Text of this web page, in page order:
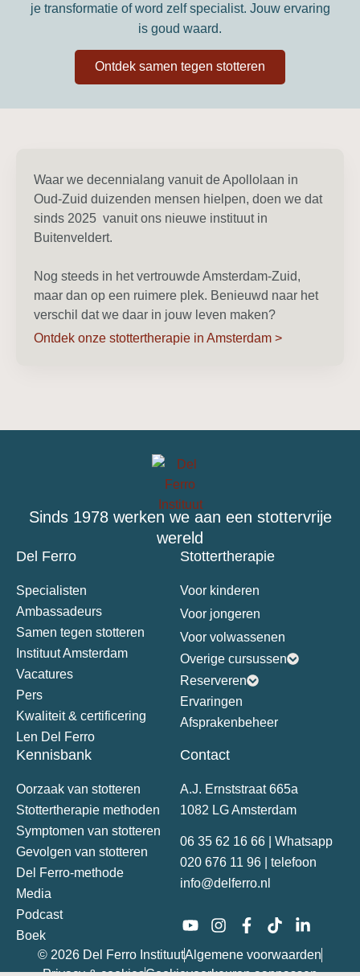
je transformatie of word zelf specialist. Jouw ervaring
is goud waard.
Ontdek samen tegen stotteren
Waar we decennialang vanuit de Apollolaan in
Oud-Zuid duizenden mensen hielpen, doen we dat
sinds 2025 vanuit ons nieuwe instituut in
Buitenveldert.
Nog steeds in het vertrouwde Amsterdam-Zuid,
maar dan op een ruimere plek. Benieuwd naar het
verschil dat we daar in jouw leven maken?
Ontdek onze stottertherapie in Amsterdam >
Sinds 1978 werken we aan een stottervrije
wereld
Del Ferro
Specialisten
Ambassadeurs
Samen tegen stotteren
Instituut Amsterdam
Vacatures
Pers
Kwaliteit & certificering
Len Del Ferro
Stottertherapie
Voor kinderen
Voor jongeren
Voor volwassenen
Overige cursussen
Reserveren
Ervaringen
Afsprakenbeheer
Kennisbank
Oorzaak van stotteren
Stottertherapie methoden
Symptomen van stotteren
Gevolgen van stotteren
Del Ferro-methode
Media
Podcast
Boek
Contact
A.J. Ernststraat 665a
1082 LG Amsterdam
06 35 62 16 66 | Whatsapp
020 676 11 96 | telefoon
info@delferro.nl
© 2026 Del Ferro InstituutAlgemene voorwaarden